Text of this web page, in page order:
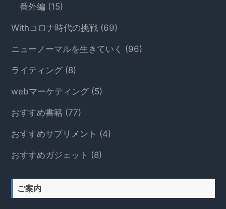
番外編 (15)
Withコロナ時代の挑戦 (69)
ニューノーマルを生きていく (96)
ライティング (8)
webマーケティング (5)
おすすめ書籍 (77)
おすすめサプリメント (4)
おすすめガジェット (8)
ご案内